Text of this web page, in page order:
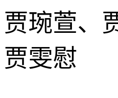
贾琬萱、
贾雯慰